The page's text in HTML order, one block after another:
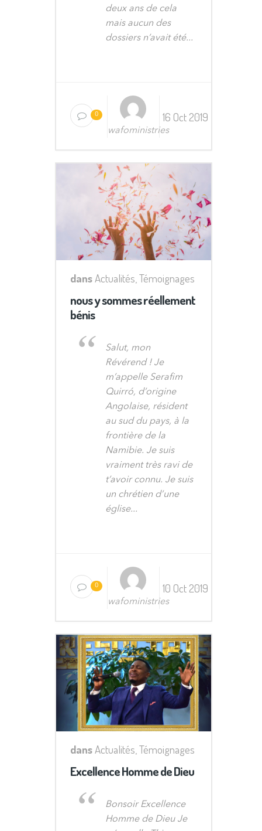
deux ans de cela
mais aucun des
dossiers n’avait été...
0
wafoministries
16 Oct 2019
dansActualités,Témoignages
nous y sommes réellement
bénis
Salut, mon
Révérend ! Je
m’appelle Serafim
Quirró, d’origine
Angolaise, résident
au sud du pays, à la
frontière de la
Namibie. Je suis
vraiment très ravi de
t’avoir connu. Je suis
un chrétien d’une
église...
0
wafoministries
10 Oct 2019
dansActualités,Témoignages
Excellence Homme de Dieu
Bonsoir Excellence
Homme de Dieu Je